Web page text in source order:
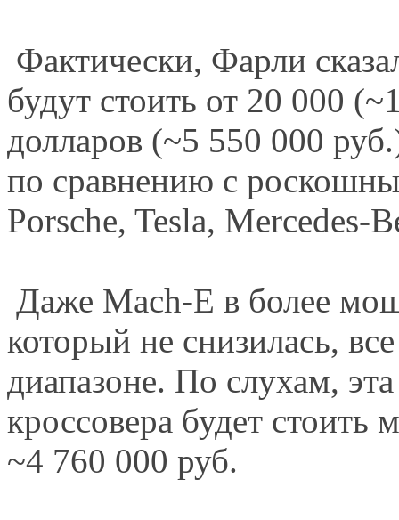
Фактически, Фарли
будут стоить от 20 000
долларов (~5 550 000
по сравнению с
Porsche, Tesla, Mercedes-
Даже Mach-E в более
который не снизилась,
диапазоне. По слухам,
кроссовера будет
~4 760 000 руб.